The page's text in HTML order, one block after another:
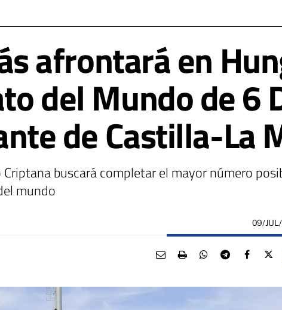
afrontará en
del Mundo de 6
de Castilla-La
buscará completar el mayor número
mundo
09/